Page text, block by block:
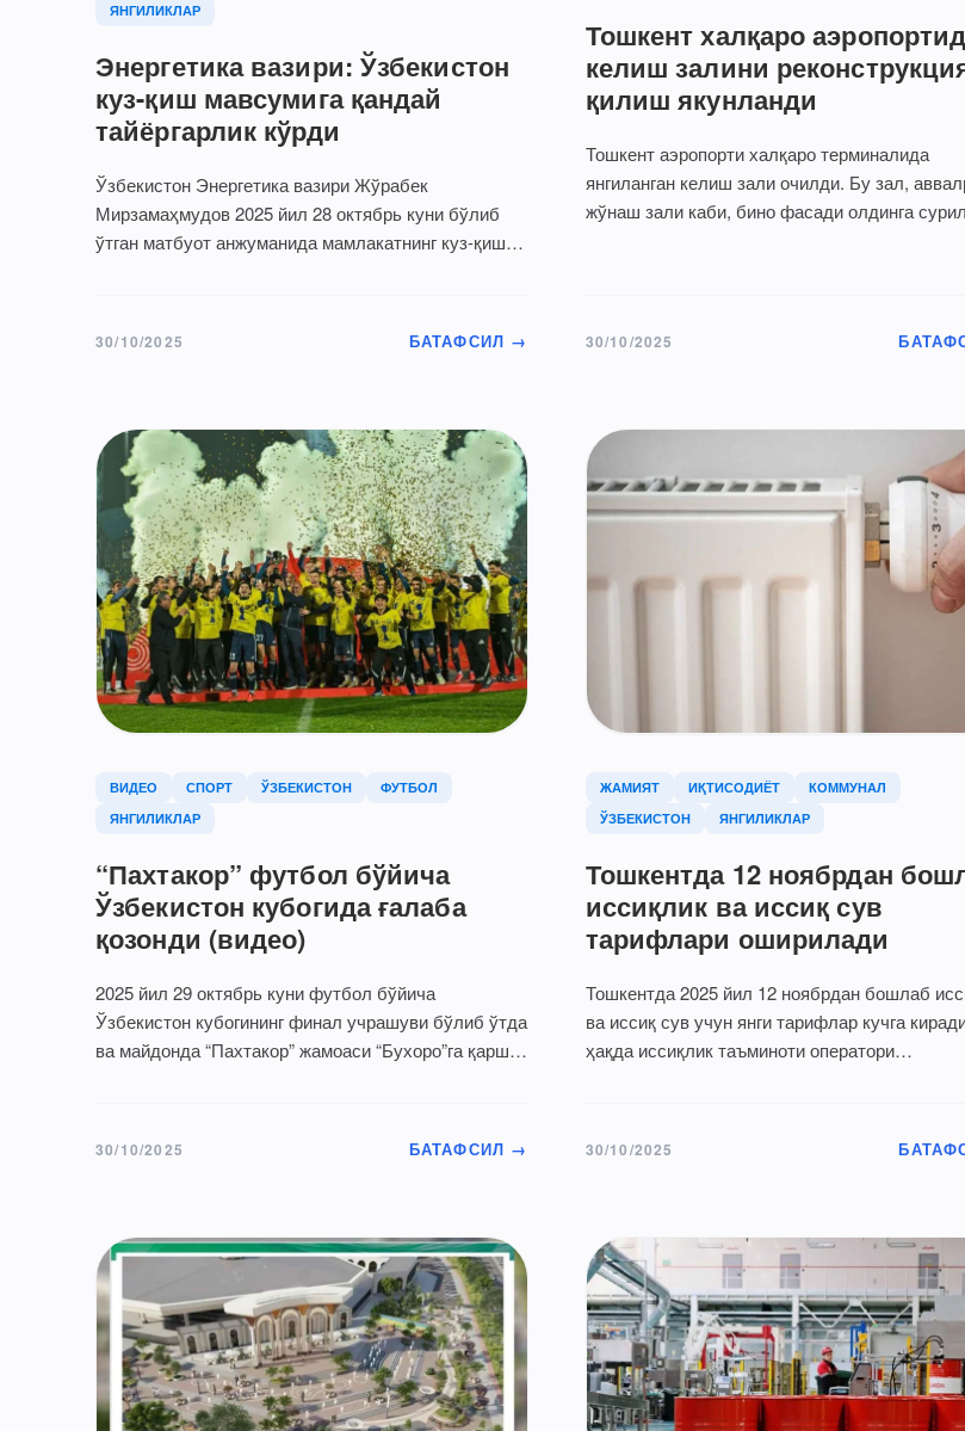
ЯНГИЛИКЛАР
Энергетика вазири: Ўзбекистон
куз-қиш мавсумига қандай
тайёргарлик кўрди
Ўзбекистон Энергетика вазири Жўрабек
Мирзамаҳмудов 2025 йил 28 октябрь куни бўлиб
ўтган матбуот анжуманида мамлакатнинг куз-қиш
30/10/2025 БАТАФСИЛ →
Тошкент халқаро
келиш залини
қилиш якунланди
Тошкент аэропорти халқаро терминалида
янгиланган келиш зали очилди. Бу зал,
жўнаш зали каби, бино фасади олдинга
30/10/2025
ВИДЕО СПОРТ ЎЗБЕКИСТОН
ФУТБОЛ
ЯНГИЛИКЛАР
“Пахтакор” футбол бўйича
Ўзбекистон кубогида ғалаба
қозонди (видео)
2025 йил 29 октябрь куни футбол бўйича
Ўзбекистон кубогининг финал учрашуви бўлиб ўтда
ва майдонда “Пахтакор” жамоаси “Бухоро”га қарши
30/10/2025 БАТАФСИЛ →
ЖАМИЯТ ИҚТИСОДИЁТ
КОММУНАЛ
ЎЗБЕКИСТОН
ЯНГИЛИКЛАР
Тошкентда 12 ноябрдан
иссиқлик ва иссиқ сув
тарифлари оширилади
Тошкентда 2025 йил 12 ноябрдан бошлаб
ва иссиқ сув учун янги тарифлар кучга
ҳақда иссиқлик таъминоти оператори…
30/10/2025